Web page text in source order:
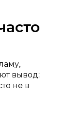
вывод:
не в